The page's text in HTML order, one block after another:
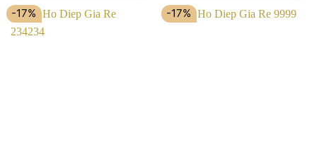
2,000,000₫.
-17% -17%